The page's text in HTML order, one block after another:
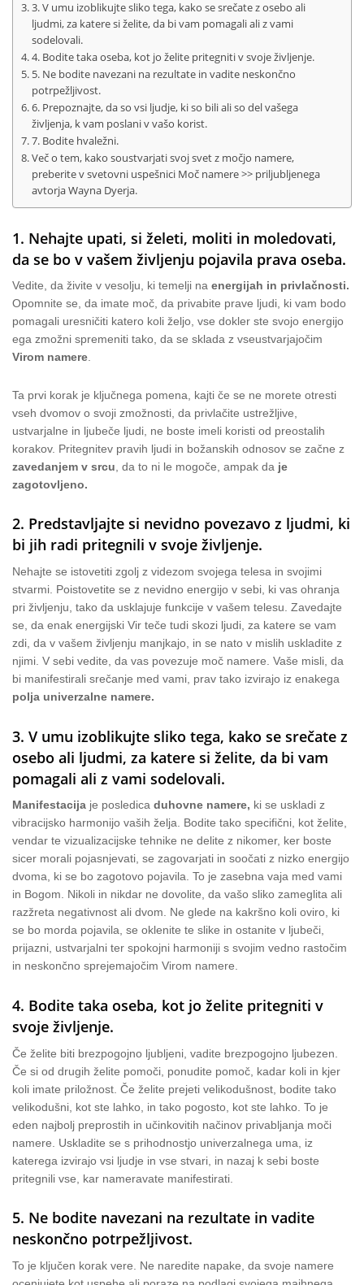
3. V umu izoblikujte sliko tega, kako se srečate z osebo ali
ljudmi, za katere si želite, da bi vam pomagali ali z vami
sodelovali.
4. Bodite taka oseba, kot jo želite pritegniti v svoje življenje.
5. Ne bodite navezani na rezultate in vadite neskončno
potrpežljivost.
6. Prepoznajte, da so vsi ljudje, ki so bili ali so del vašega
življenja, k vam poslani v vašo korist.
7. Bodite hvaležni.
Več o tem, kako soustvarjati svoj svet z močjo namere,
preberite v svetovni uspešnici Moč namere >> priljubljenega
avtorja Wayna Dyerja.
1. Nehajte upati, si želeti, moliti in moledovati,
da se bo v vašem življenju pojavila prava oseba.
Vedite, da živite v vesolju, ki temelji na energijah in privlačnosti.
Opomnite se, da imate moč, da privabite prave ljudi, ki vam bodo
pomagali uresničiti katero koli željo, vse dokler ste svojo energijo
ega zmožni spremeniti tako, da se sklada z vseustvarjajočim
Virom namere.
Ta prvi korak je ključnega pomena, kajti če se ne morete otresti
vseh dvomov o svoji zmožnosti, da privlačite ustrežljive,
ustvarjalne in ljubeče ljudi, ne boste imeli koristi od preostalih
korakov. Pritegnitev pravih ljudi in božanskih odnosov se začne z
zavedanjem v srcu , da to ni le mogoče, ampak da je
zagotovljeno.
2. Predstavljajte si nevidno povezavo z ljudmi, ki
bi jih radi pritegnili v svoje življenje.
Nehajte se istovetiti zgolj z videzom svojega telesa in svojimi
stvarmi. Poistovetite se z nevidno energijo v sebi, ki vas ohranja
pri življenju, tako da usklajuje funkcije v vašem telesu. Zavedajte
se, da enak energijski Vir teče tudi skozi ljudi, za katere se vam
zdi, da v vašem življenju manjkajo, in se nato v mislih uskladite z
njimi. V sebi vedite, da vas povezuje moč namere. Vaše misli, da
bi manifestirali srečanje med vami, prav tako izvirajo iz enakega
polja univerzalne namere.
3. V umu izoblikujte sliko tega, kako se srečate z
osebo ali ljudmi, za katere si želite, da bi vam
pomagali ali z vami sodelovali.
Manifestacija je posledica duhovne namere, ki se uskladi z
vibracijsko harmonijo vaših želja. Bodite tako specifični, kot želite,
vendar te vizualizacijske tehnike ne delite z nikomer, ker boste
sicer morali pojasnjevati, se zagovarjati in soočati z nizko energijo
dvoma, ki se bo zagotovo pojavila. To je zasebna vaja med vami
in Bogom. Nikoli in nikdar ne dovolite, da vašo sliko zameglita ali
razžreta negativnost ali dvom. Ne glede na kakršno koli oviro, ki
se bo morda pojavila, se oklenite te slike in ostanite v ljubeči,
prijazni, ustvarjalni ter spokojni harmoniji s svojim vedno rastočim
in neskončno sprejemajočim Virom namere.
4. Bodite taka oseba, kot jo želite pritegniti v
svoje življenje.
Če želite biti brezpogojno ljubljeni, vadite brezpogojno ljubezen.
Če si od drugih želite pomoči, ponudite pomoč, kadar koli in kjer
koli imate priložnost. Če želite prejeti velikodušnost, bodite tako
velikodušni, kot ste lahko, in tako pogosto, kot ste lahko. To je
eden najbolj preprostih in učinkovitih načinov privabljanja moči
namere. Uskladite se s prihodnostjo univerzalnega uma, iz
katerega izvirajo vsi ljudje in vse stvari, in nazaj k sebi boste
pritegnili vse, kar nameravate manifestirati.
5. Ne bodite navezani na rezultate in vadite
neskončno potrpežljivost.
To je ključen korak vere. Ne naredite napake, da svoje namere